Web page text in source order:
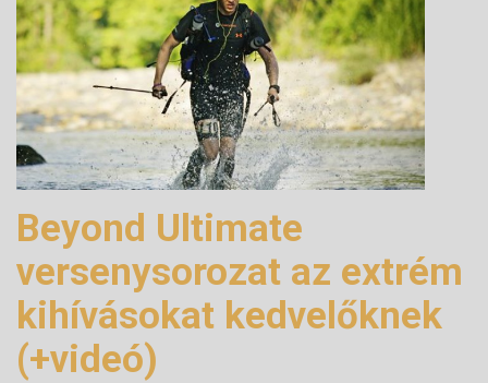
Beyond Ultimate
versenysorozat az extrém
kihívásokat kedvelőknek
(+videó)